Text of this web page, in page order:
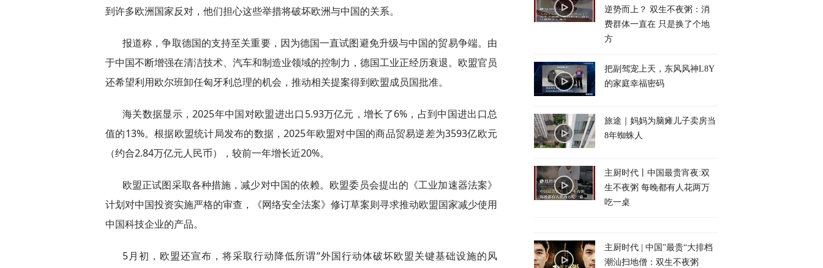
到许多欧洲国家反对，他们担心这些举措将破坏欧洲与中国的关系。
报道称，争取德国的支持至关重要，因为德国一直试图避免升级与中国的贸易争端。由
于中国不断增强在清洁技术、汽车和制造业领域的控制力，德国工业正经历衰退。欧盟官员
还希望利用欧尔班卸任匈牙利总理的机会，推动相关提案得到欧盟成员国批准。
海关数据显示，2025年中国对欧盟进出口5.93万亿元，增长了6%，占到中国进出口总
值的13%。根据欧盟统计局发布的数据，2025年欧盟对中国的商品贸易逆差为3593亿欧元
（约合2.84万亿元人民币），较前一年增长近20%。
欧盟正试图采取各种措施，减少对中国的依赖。欧盟委员会提出的《工业加速器法案》
计划对中国投资实施严格的审查，《网络安全法案》修订草案则寻求推动欧盟国家减少使用
中国科技企业的产品。
5月初，欧盟还宣布，将采取行动降低所谓“外国行动体破坏欧盟关键基础设施的风
逆势而上？ 双生不夜粥：消
费群体一直在 只是换了个地
方
把副驾宠上天，东风风神L8Y
的家庭幸福密码
旅途｜妈妈为脑瘫儿子卖房当
8年蜘蛛人
主厨时代丨中国最贵宵夜:双
生不夜粥 每晚都有人花两万
吃一桌
主厨时代 | 中国”最贵“大排档
潮汕扫地僧：双生不夜粥